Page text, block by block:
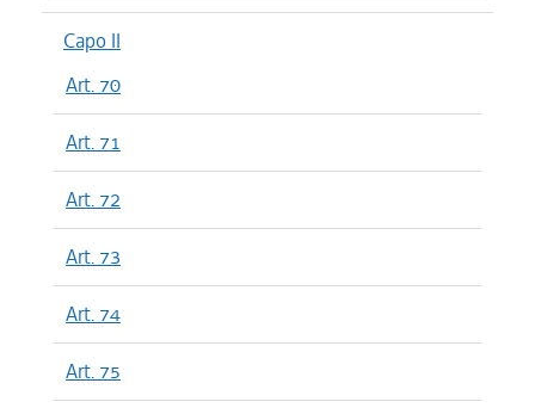
Capo II
Art. 70
Art. 71
Art. 72
Art. 73
Art. 74
Art. 75